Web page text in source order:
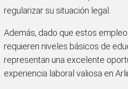
regularizar su situación legal.
Además, dado que estos
requieren niveles básicos de
representan una excelente
experiencia laboral valiosa en